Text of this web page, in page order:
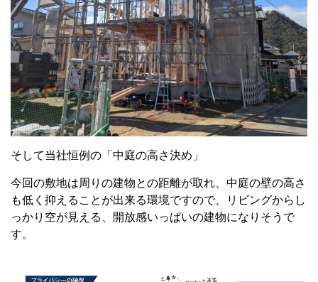
そして当社恒例の「中庭の高さ決め」
今回の敷地は周りの建物との距離が取れ、中庭の壁の高さ
も低く抑えることが出来る環境ですので、リビングからし
っかり空が見える、開放感いっぱいの建物になりそうで
す。